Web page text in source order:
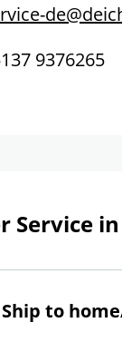
9376265
Service
Ship to